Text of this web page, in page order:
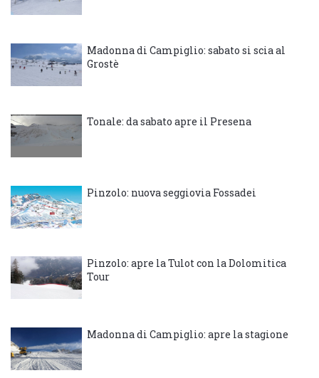
Madonna di Campiglio: sabato si scia al
Grostè
Tonale: da sabato apre il Presena
Pinzolo: nuova seggiovia Fossadei
Pinzolo: apre la Tulot con la Dolomitica
Tour
Madonna di Campiglio: apre la stagione